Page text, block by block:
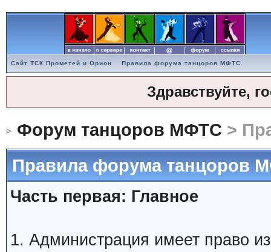
Сайт ТСК Прометей и Орион Правила форума танцоров МФТС
Здравствуйте,
Форум танцоров МФТС >
Правила форума танцоров
Часть первая: Главное
1. Администрация имеет право